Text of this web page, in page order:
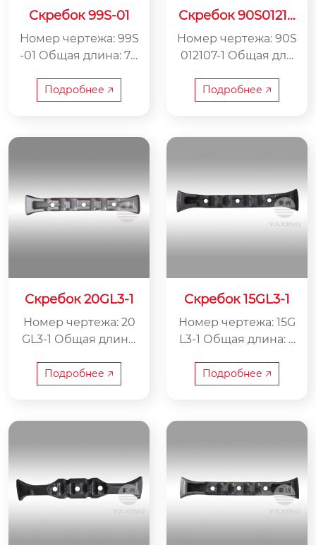
Скребок 99S-01
Номер чертежа: 99S
-01 Общая длина: 70
ирина: 175 мм Вес: 2
4 кг
Подробнее 🡥
Скребок 90S01210
Номер чертежа: 90S
012107-1 Общая дли
яя ширина: 120 мм
Вес: 19.6 кг
Подробнее 🡥
Скребок 20GL3-1
Номер чертежа: 20
GL3-1 Общая длина:
ширина: 260 мм Ве
с: 54 кг
Подробнее 🡥
Скребок 15GL3-1
Номер чертежа: 15G
L3-1 Общая длина: 9
ширина: 260 мм Ве
с: 55 кг
Подробнее 🡥